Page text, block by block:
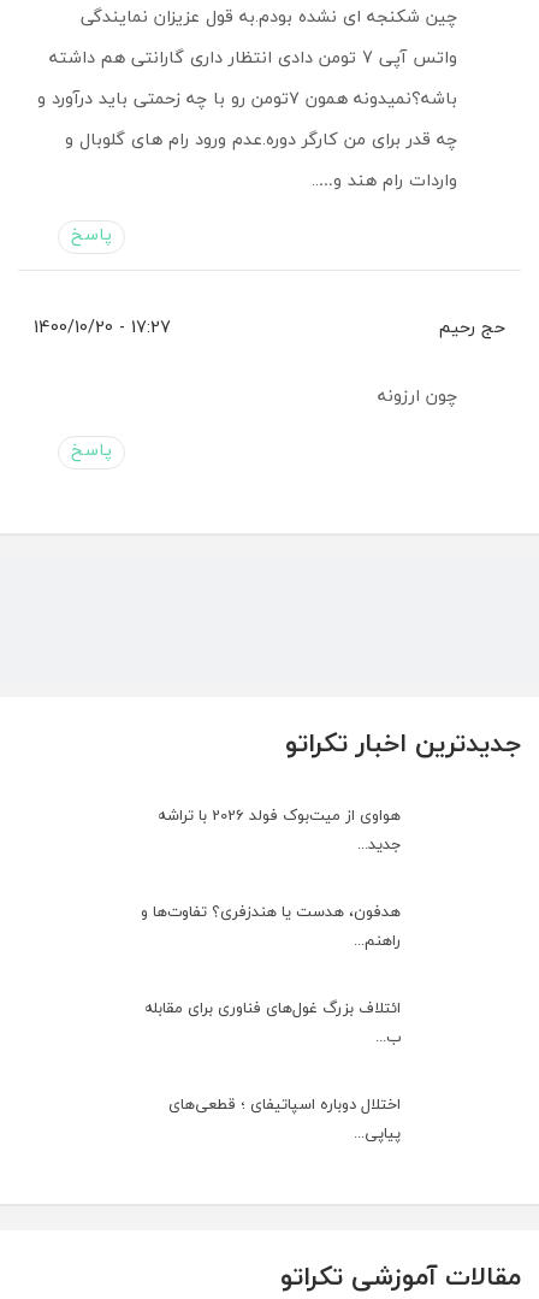
جدیدترین اخبار تکراتو
هواوی از میت‌بوک فولد 2026 با تراشه
جدید...
هدفون، هدست یا هندزفری؟ تفاوت‌ها و
راهنم...
ائتلاف بزرگ غول‌های فناوری برای مقابله
ب...
اختلال دوباره اسپاتیفای ؛ قطعی‌های
پیاپی...
چین شکنجه ای نشده بودم.به قول عزیزان نمایندگی
واتس آپی 7 تومن دادی انتظار داری گارانتی هم داشته
باشه؟نمیدونه همون ۷تومن رو با چه زحمتی باید درآورد و
چه قدر برای من کارگر دوره.عدم ورود رام های گلوبال و
واردات رام هند و…..
پاسخ
حج رحیم 17:27 - 1400/10/20
چون ارزونه
پاسخ
مقالات آموزشی تکراتو